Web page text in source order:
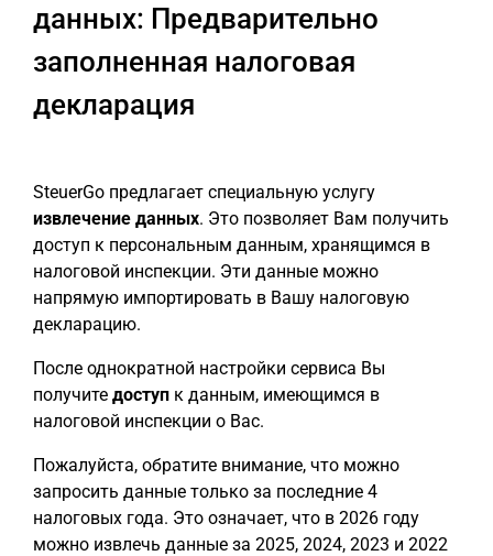
данных: Предварительно
заполненная налоговая
декларация
SteuerGo предлагает специальную услугу
извлечение данных. Это позволяет Вам получить
доступ к персональным данным, хранящимся в
налоговой инспекции. Эти данные можно
напрямую импортировать в Вашу налоговую
декларацию.
После однократной настройки сервиса Вы
получите доступ к данным, имеющимся в
налоговой инспекции о Вас.
Пожалуйста, обратите внимание, что можно
запросить данные только за последние 4
налоговых года. Это означает, что в 2026 году
можно извлечь данные за 2025, 2024, 2023 и 2022